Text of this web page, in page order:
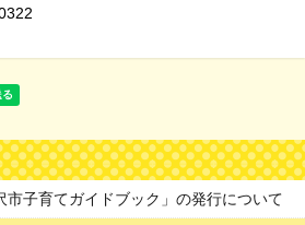
市子育てガイドブック」の発行について